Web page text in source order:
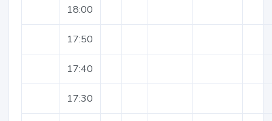
18:00
17:50
17:40
17:30